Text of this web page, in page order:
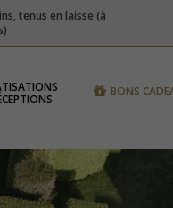
tenus en laisse (à
BONS